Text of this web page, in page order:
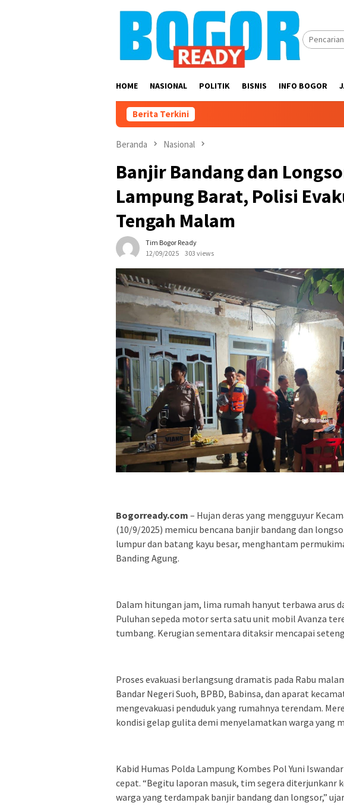
HOME NASIONAL POLITIK BISNIS INFO BOGOR
Berita Terkini
Beranda Nasional
Banjir Bandang dan
Lampung Barat, Polisi
Tengah Malam
Tim Bogor Ready
12/09/2025
303 views
Bogorready.com – Hujan deras yang mengguyur
(10/9/2025) memicu bencana banjir bandang dan
lumpur dan batang kayu besar, menghantam
Banding Agung.
Dalam hitungan jam, lima rumah hanyut terbawa arus
Puluhan sepeda motor serta satu unit mobil Avanza
tumbang. Kerugian sementara ditaksir mencapai
Proses evakuasi berlangsung dramatis pada Rabu
Bandar Negeri Suoh, BPBD, Babinsa, dan aparat
mengevakuasi penduduk yang rumahnya terendam.
kondisi gelap gulita demi menyelamatkan warga yang
Kabid Humas Polda Lampung Kombes Pol Yuni
cepat. “Begitu laporan masuk, tim segera diterjunkanr
warga yang terdampak banjir bandang dan longsor,”